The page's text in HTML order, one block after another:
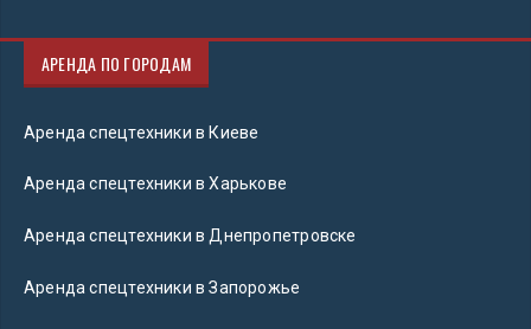
АРЕНДА ПО ГОРОДАМ
Аренда спецтехники в Киеве
Аренда спецтехники в Харькове
Аренда спецтехники в Днепропетровске
Аренда спецтехники в Запорожье